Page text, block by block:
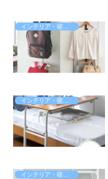
インテリア・寝具・収納
インテリア・寝具・収納
インテリア・寝具・収納